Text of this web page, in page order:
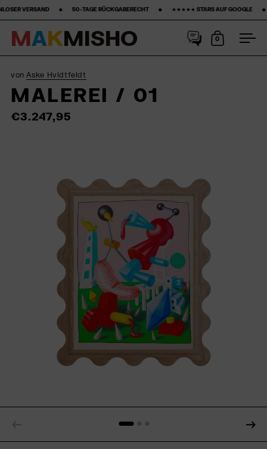
50-TAGE RÜCKGABERECHT ‎ ‎ ‎ ‎ ‎ ‎ ‎ •‎ ‎ ‎ ‎ ‎ ‎ ‎ ‎ ★★★★★ STARS AUF GOOGLE ‎ ‎ ‎ ‎ ‎ ‎ ‎ •‎ ‎ ‎ ‎ ‎ ‎ ‎ ‎15% ERSTKAUF‎
MAKMISHO Warenkorb
0
vonAske Hvidtfeldt
MALEREI / 01
€3.247,95